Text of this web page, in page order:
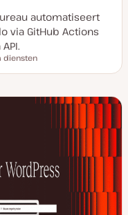
automatiseert
via GitHub Actions
diensten